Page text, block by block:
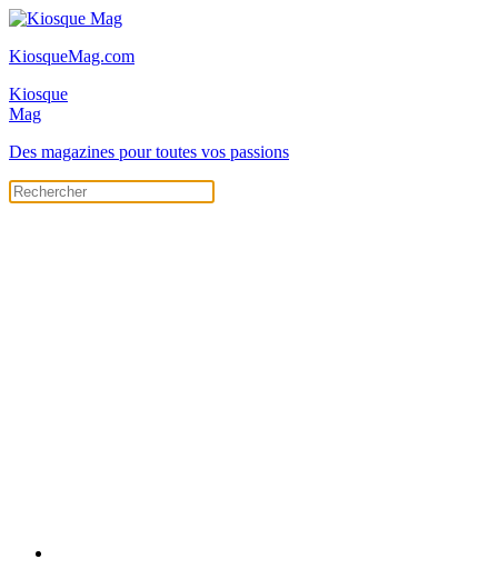
KiosqueMag.com
Kiosque
Mag
Des magazines pour toutes vos passions